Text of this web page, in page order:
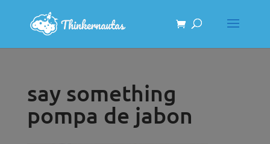
say something
pompa de jabon